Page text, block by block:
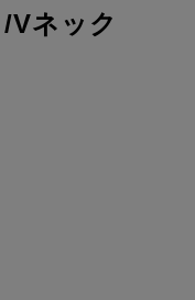
新着商品
こちら
Vネック